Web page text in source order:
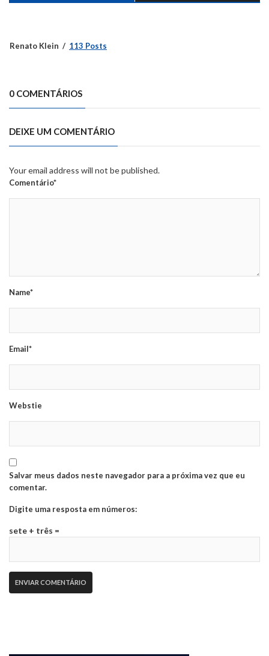
Renato Klein 113 Posts
0 COMENTÁRIOS
DEIXE UM COMENTÁRIO
Your email address will not be published.
Comentário*
Name*
Email*
Webstie
Salvar meus dados neste navegador para a próxima vez que eu
comentar.
Digite uma resposta em números:
sete + três =